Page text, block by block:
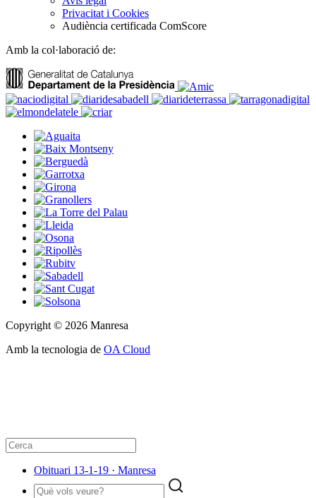
Privacitat i Cookies
Audiència certificada ComScore
Amb la col·laboració de:
Copyright © 2026 Manresa
Amb la tecnologia de OA Cloud
Obituari 13-1-19 · Manresa